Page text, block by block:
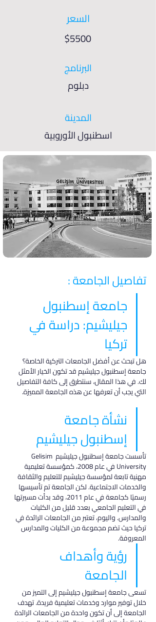
السعر
$5500
البرنامج
دبلوم
المدينة
اسطنبول الأوروبية
تفاصيل الجامعة :
جامعة إسطنبول
جيليشيم: دراسة في
تركيا
هل تبحث عن أفضل الجامعات التركية الخاصة؟
جامعة إسطنبول جيليشيم قد تكون الخيار الأمثل
لك. في هذا المقال، سنتطرق إلى كافة التفاصيل
التي يجب أن تعرفها عن هذه الجامعة المميزة.
نشأة جامعة
إسطنبول جيليشيم
تأسست جامعة إسطنبول جيليشيم Gelisim
University في عام 2008، كمؤسسة تعليمية
مهنية تابعة لمؤسسة جيليشيم للتعليم والثقافة
والخدمات الاجتماعية. لكن الجامعة تم تأسيسها
رسميًا كجامعة في عام 2011، وقد بدأت مسيرتها
في التعليم الجامعي بعدد قليل من الكليات
والمدارس. واليوم، تعتبر من الجامعات الرائدة في
تركيا حيث تضم مجموعة من الكليات والمدارس
المعروفة.
رؤية وأهداف
الجامعة
تسعى جامعة إسطنبول جيليشيم إلى التميز من
خلال توفير موارد وخدمات تعليمية فريدة. تهدف
الجامعة إلى أن تكون واحدة من الجامعات الرائدة